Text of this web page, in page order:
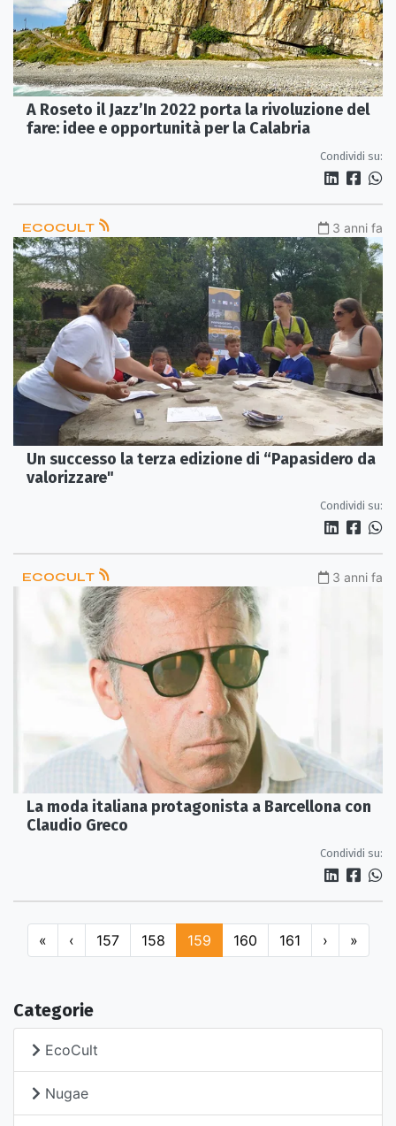
A Roseto il Jazz’In 2022 porta la rivoluzione del
fare: idee e opportunità per la Calabria
Condividi su:
ECOCULT 3 anni fa
Un successo la terza edizione di “Papasidero da
valorizzare"
Condividi su:
ECOCULT 3 anni fa
La moda italiana protagonista a Barcellona con
Claudio Greco
Condividi su:
« ‹ 157 158 159 160 161 › »
Categorie
EcoCult
Nugae